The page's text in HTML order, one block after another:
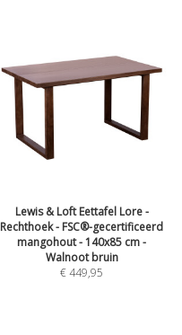
Lewis & Loft Eettafel Lore -
Rechthoek - FSC®-gecertificeerd
mangohout - 140x85 cm -
Walnoot bruin
€449,95